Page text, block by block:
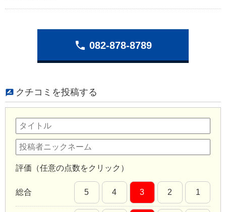
phone 082-878-8789
クチコミを投稿する
評価（任意の点数をクリック）
総合 5 4 3 2 1